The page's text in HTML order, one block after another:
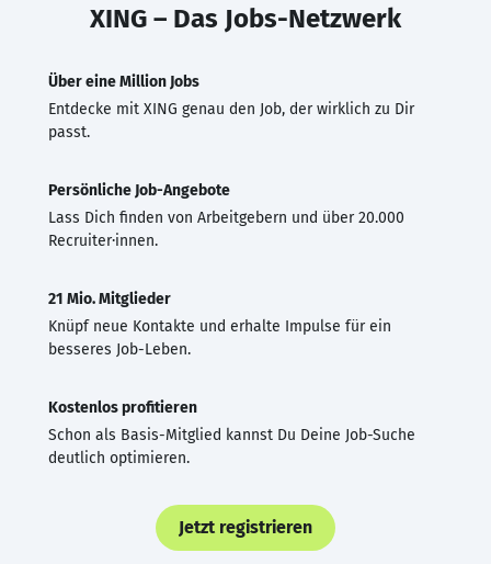
XING – Das Jobs-Netzwerk
Über eine Million Jobs
Entdecke mit XING genau den Job, der wirklich zu Dir
passt.
Persönliche Job-Angebote
Lass Dich finden von Arbeitgebern und über 20.000
Recruiter·innen.
21 Mio. Mitglieder
Knüpf neue Kontakte und erhalte Impulse für ein
besseres Job-Leben.
Kostenlos profitieren
Schon als Basis-Mitglied kannst Du Deine Job-Suche
deutlich optimieren.
Jetzt registrieren